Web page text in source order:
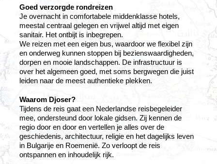
Goed verzorgde rondreizen
Je overnacht in comfortabele middenklasse hotels,
meestal centraal gelegen en vrijwel altijd met eigen
sanitair. Het ontbijt is inbegrepen.
We reizen met een eigen bus, waardoor we flexibel zijn
en onderweg kunnen stoppen bij bezienswaardigheden,
dorpen en mooie landschappen. De infrastructuur is
over het algemeen goed, met soms bergwegen die juist
leiden naar de meest authentieke plekken.
Waarom Djoser?
Tijdens de reis gaat een Nederlandse reisbegeleider
mee, ondersteund door lokale gidsen. Zij kennen de
regio door en door en vertellen je alles over de
geschiedenis, architectuur, religie en het dagelijks leven
in Bulgarije en Roemenië. Zo verloopt de reis
ontspannen en inhoudelijk rijk.